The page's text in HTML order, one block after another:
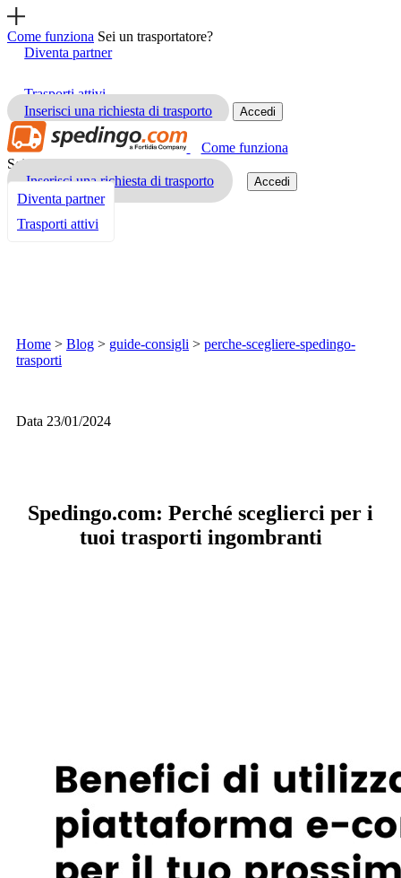
Come funziona Sei un trasportatore?
Diventa partner
Trasporti attivi
Inserisci una richiesta di trasporto
Accedi
Come funziona
Sei un trasportatore?
Diventa partner
Trasporti attivi
Inserisci una richiesta di trasporto Accedi
Home > Blog > guide-consigli > perche-scegliere-spedingo-
trasporti
Data 23/01/2024
Spedingo.com: Perché sceglierci per i
tuoi trasporti ingombranti